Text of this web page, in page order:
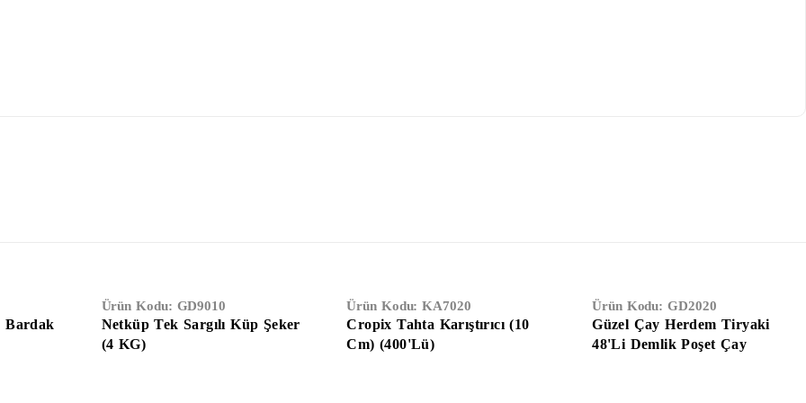
Bardak
Ürün Kodu: GD9010
Netküp Tek Sargılı Küp Şeker
(4 KG)
Ürün Kodu:KA7020
Cropix Tahta Karıştırıcı (10
Cm) (400'lü)
Ürün Kodu:GD2020
Güzel Çay Herdem Tiryaki
48'li Demlik Poşet Çay